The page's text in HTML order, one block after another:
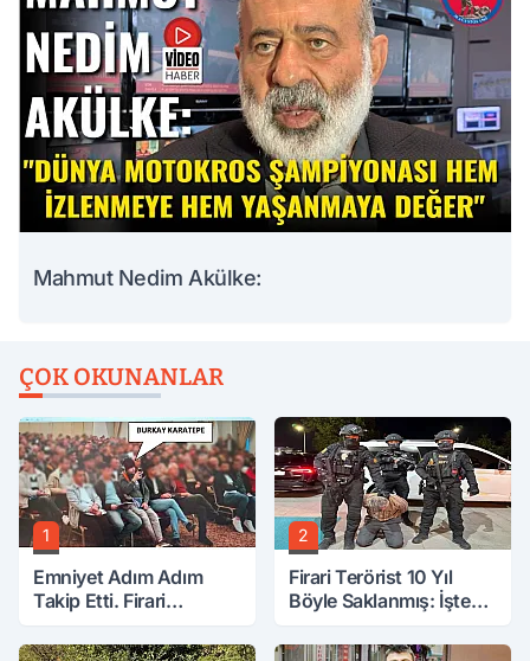
Mahmut Nedim Akülke:
ÇOK OKUNANLAR
1
Emniyet Adım Adım
Takip Etti. Firari
Toplantıda Ele Verdi.
2
Firari Terörist 10 Yıl
Böyle Saklanmış: İşte